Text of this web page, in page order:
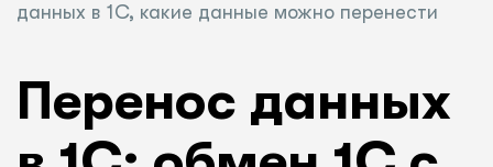
данных в 1С, какие данные можно перенести
Перенос данных